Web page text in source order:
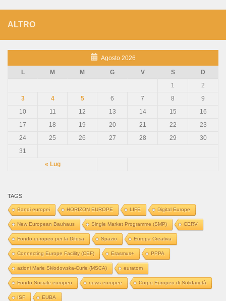
ALTRO
Agosto 2026
L
M M G V S D
« Lug
1
2
3
4 5 6 7 8
9
10
11 12 13 14 15
16
17
18 19 20 21 22
23
24
25 26 27 28 29
30
31
TAGS
Bandi europei HORIZON EUROPE LIFE Digital Europe
New European Bauhaus Single Market Programme (SMP) CERV
Fondo europeo per la Difesa Spazio Europa Creativa
Connecting Europe Facility (CEF) Erasmus+ PPPA
azioni Marie Skłodowska-Curie (MSCA) euratom
Fondo Sociale europeo news europee Corpo Europeo di Solidarietà
ISF EUBA